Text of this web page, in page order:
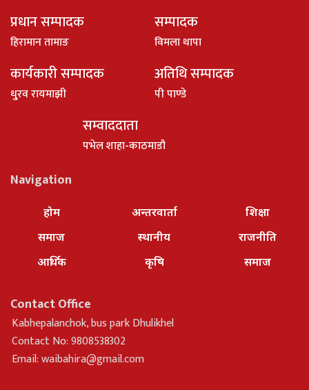
प्रधान सम्पादक
हिरामान तामाङ
सम्पादक
विमला थापा
कार्यकारी सम्पादक
धु्रव रायमाझी
अतिथि सम्पादक
पी पाण्डे
सम्वाददाता
पभेल शाहा-काठमाडौ
Navigation
होम
समाज
आर्थिक
अन्तरवार्ता
स्थानीय
कृषि
शिक्षा
राजनीति
समाज
Contact Office
Kabhepalanchok, bus park Dhulikhel
Contact No: 9808538302
Email:waibahira@gmail.com